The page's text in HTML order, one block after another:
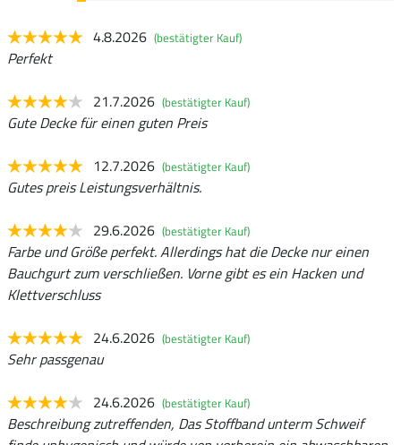
4.8.2026 (bestätigter Kauf)
Perfekt
21.7.2026 (bestätigter Kauf)
Gute Decke für einen guten Preis
12.7.2026 (bestätigter Kauf)
Gutes preis Leistungsverhältnis.
29.6.2026 (bestätigter Kauf)
Farbe und Größe perfekt. Allerdings hat die Decke nur einen
Bauchgurt zum verschließen. Vorne gibt es ein Hacken und
Klettverschluss
24.6.2026 (bestätigter Kauf)
Sehr passgenau
24.6.2026 (bestätigter Kauf)
Beschreibung zutreffenden, Das Stoffband unterm Schweif